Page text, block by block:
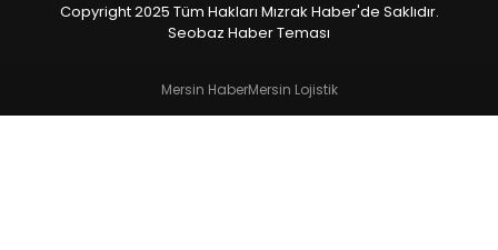
Copyright 2025 Tüm Hakları Mızrak Haber'de Saklıdır.
Seobaz Haber Teması
Mersin HaberMersin Lojistik